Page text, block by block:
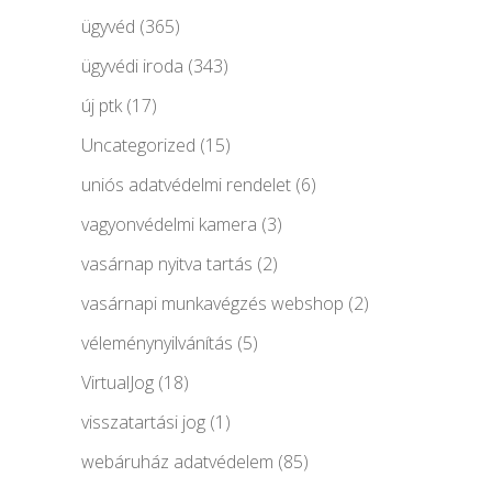
ügyvéd (365)
ügyvédi iroda (343)
új ptk(17)
Uncategorized (15)
uniós adatvédelmi rendelet (6)
vagyonvédelmi kamera (3)
vasárnap nyitva tartás (2)
vasárnapi munkavégzés webshop (2)
véleménynyilvánítás (5)
VirtualJog (18)
visszatartási jog (1)
webáruház adatvédelem (85)